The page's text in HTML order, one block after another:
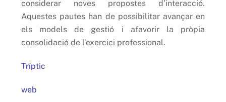
considerar noves propostes d’interacció.
Aquestes pautes han de possibilitar avançar en
els models de gestió i afavorir la pròpia
consolidació de l’exercici professional.
Tríptic
web